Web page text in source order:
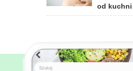
od kuchni